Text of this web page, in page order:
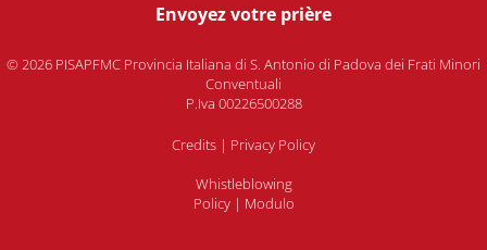
Envoyez votre prière
© 2026 PISAPFMC Provincia Italiana di S. Antonio di Padova dei Frati Minori
Conventuali
P.Iva 00226500288
Credits | Privacy Policy
Whistleblowing
Policy| Modulo